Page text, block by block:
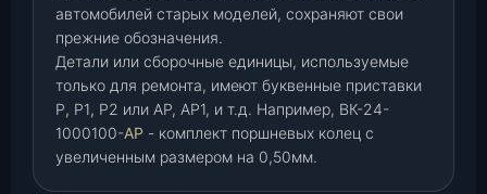
автомобилей старых моделей, сохраняют свои
прежние обозначения.
Детали или сборочные единицы, используемые
только для ремонта, имеют буквенные приставки
Р, Р1, Р2 или АР, АР1, и т.д. Например, ВК-24-
1000100-АР - комплект поршневых колец с
увеличенным размером на 0,50мм.